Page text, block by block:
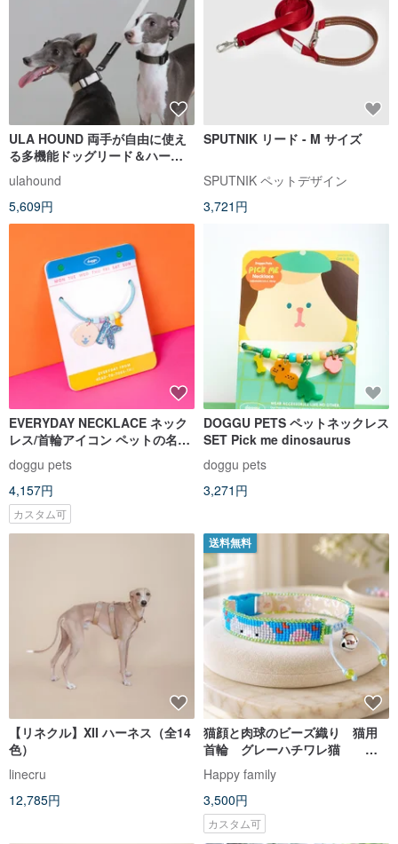
ULA HOUND 両手が自由に使え
る多機能ドッグリード＆ハーフ
チョーク首輪セット（引っ張り
防止機能付き）
ulahound
5,609円
SPUTNIK ペットデザイン
3,721円
EVERYDAY NECKLACE ネック
レス/首輪アイコン ペットの名前/
電話番号を文字で表示
doggu pets
4,157円
カスタム可
DOGGU PETS ペットネックレス
SET Pick me dinosaurus
doggu pets
3,271円
【リネクル】XII ハーネス（全14
色）
linecru
12,785円
猫顔と肉球のビーズ織り 猫用
首輪 グレーハチワレ猫
Beaded Cat Collar ( Cat Face
& Paw )
Happy family
3,500円
カスタム可